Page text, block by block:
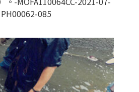
PH00062-085